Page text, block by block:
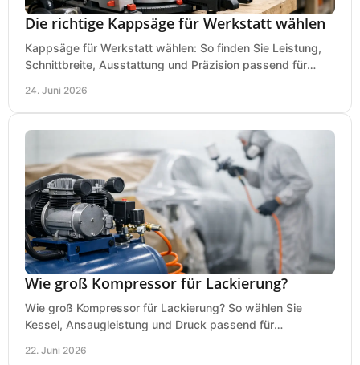
Die richtige Kappsäge für Werkstatt wählen
Kappsäge für Werkstatt wählen: So finden Sie Leistung,
Schnittbreite, Ausstattung und Präzision passend für
24. Juni 2026
Wie groß Kompressor für Lackierung?
Wie groß Kompressor für Lackierung? So wählen Sie
Kessel, Ansaugleistung und Druck passend für
22. Juni 2026